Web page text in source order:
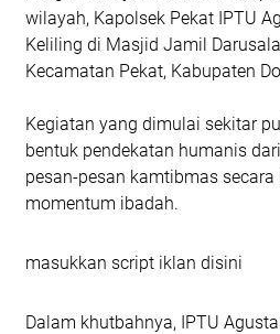
wilayah, Kapolsek Pekat IPTU
Keliling di Masjid Jamil
Kecamatan Pekat, Kabupaten
Kegiatan yang dimulai sekitar
bentuk pendekatan humanis
pesan-pesan kamtibmas
momentum ibadah.
masukkan script iklan disini
Dalam khutbahnya, IPTU